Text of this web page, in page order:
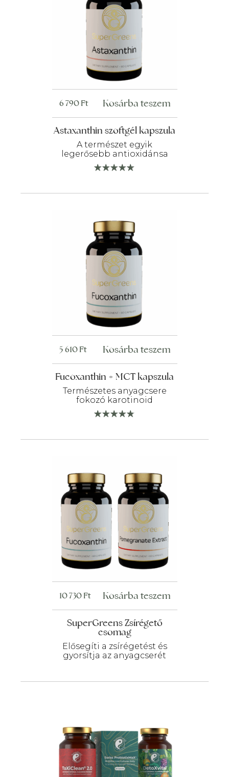
Astaxanthin szoftgél kapszula
A természet egyik
legerősebb antioxidánsa
6 790Ft Kosárba teszem
Fucoxanthin + MCT kapszula
Természetes anyagcsere
fokozó karotinoid
5 610Ft Kosárba teszem
SuperGreens Zsírégető
csomag
Elősegíti a zsírégetést és
gyorsítja az anyagcserét
10 730Ft Kosárba teszem